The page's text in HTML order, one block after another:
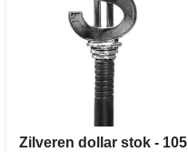
Zilveren dollar stok - 105